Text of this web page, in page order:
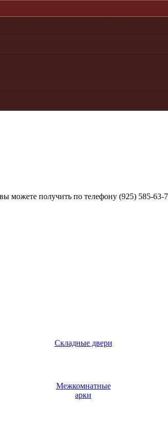
можете получить по телефону (925) 585-63-
Складные двери
Межкомнатные
арки